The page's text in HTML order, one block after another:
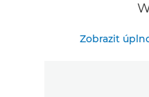
Zobrazit